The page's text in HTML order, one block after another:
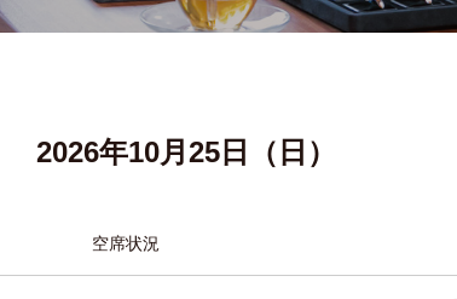
2026年10月25日（日）
空席状況